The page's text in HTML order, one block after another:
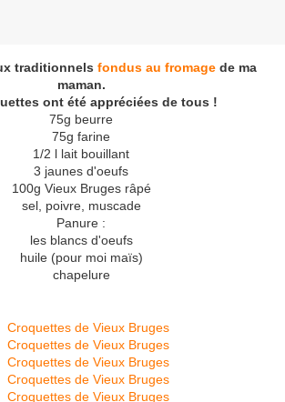
traditionnels fondus au fromagede ma
maman.
ont été appréciées de tous !
75g beurre
75g farine
1/2 l lait bouillant
3 jaunes d'oeufs
100g Vieux Bruges râpé
sel, poivre, muscade
Panure :
les blancs d'oeufs
huile (pour moi maïs)
chapelure